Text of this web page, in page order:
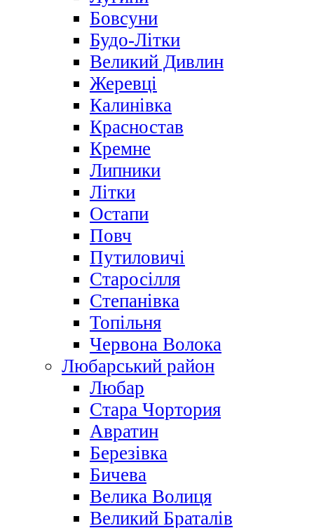
Бовсуни
Будо-Літки
Великий Дивлин
Жеревці
Калинівка
Красностав
Кремне
Липники
Літки
Остапи
Повч
Путиловичі
Старосілля
Степанівка
Топільня
Червона Волока
Любарський район
Любар
Стара Чортория
Авратин
Березівка
Бичева
Велика Волиця
Великий Браталів